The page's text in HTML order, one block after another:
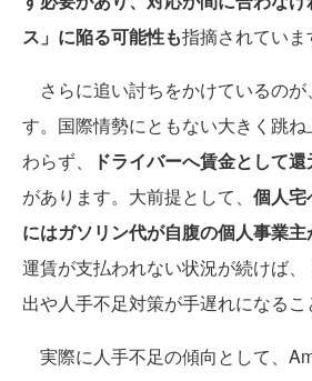
ス」に陥る可能性も指摘されていま
さらに追い討ちをかけているのが、
す。国際情勢にともない大きく跳
わらず、
ドライバーへ賃金として
があります。大前提として、 個人宅
にはガソリン代が自腹の個人事業主
運賃が支払われない状況が続けば
出や人手不足対策が手遅れになるこ
実際に人手不足の傾向として、